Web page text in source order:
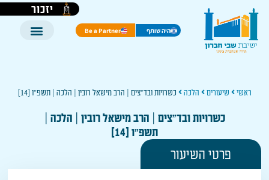
יזכור
היה שותף Be a Partner
ראשי שיעורים הלכה כשרויות ובד"צים | הרב מישאל רובין | הלכה | תשפ"ו [14]
כשרויות ובד"צים | הרב מישאל רובין | הלכה |
תשפ"ו [14]
פרטי השיעור